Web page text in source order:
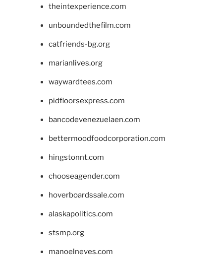
theintexperience.com
unboundedthefilm.com
catfriends-bg.org
marianlives.org
waywardtees.com
pidfloorsexpress.com
bancodevenezuelaen.com
bettermoodfoodcorporation.com
hingstonnt.com
chooseagender.com
hoverboardssale.com
alaskapolitics.com
stsmp.org
manoelneves.com